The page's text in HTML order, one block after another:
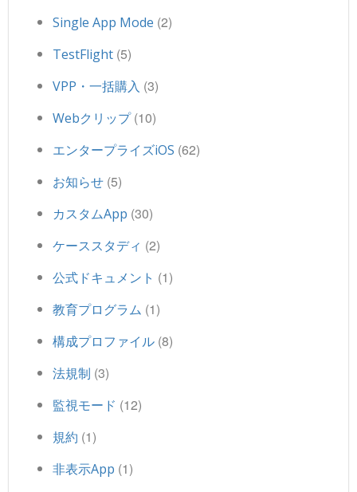
Single App Mode (2)
TestFlight (5)
VPP・一括購入 (3)
Webクリップ(10)
エンタープライズiOS (62)
お知らせ (5)
カスタムApp (30)
ケーススタディ (2)
公式ドキュメント (1)
教育プログラム (1)
構成プロファイル (8)
法規制 (3)
監視モード (12)
規約 (1)
非表示App (1)